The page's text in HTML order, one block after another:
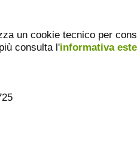
un cookie tecnico per
consulta l'informativa